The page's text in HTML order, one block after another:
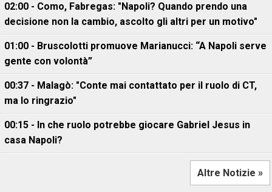
02:00 - Como, Fabregas: "Napoli? Quando prendo una
decisione non la cambio, ascolto gli altri per un motivo"
01:00 - Bruscolotti promuove Marianucci: “A Napoli serve
gente con volontà”
00:37 - Malagò: "Conte mai contattato per il ruolo di CT,
ma lo ringrazio"
00:15 - In che ruolo potrebbe giocare Gabriel Jesus in
casa Napoli?
Altre Notizie »